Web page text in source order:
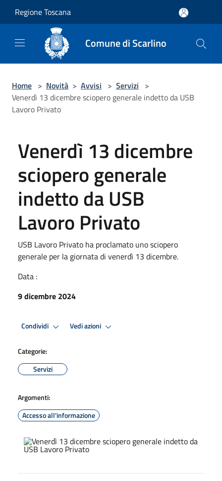
Regione Toscana
Comune di Scarlino
Home > Novità > Avvisi > Servizi >
Venerdì 13 dicembre sciopero generale indetto da USB
Lavoro Privato
Venerdì 13 dicembre
sciopero generale
indetto da USB
Lavoro Privato
USB Lavoro Privato ha proclamato uno sciopero
generale per la giornata di venerdì 13 dicembre.
Data :
9 dicembre 2024
Condividi Vedi azioni
Categorie:
Servizi
Argomenti:
Accesso all'informazione